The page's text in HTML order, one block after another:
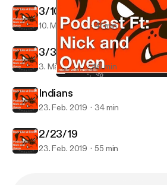
3/10/19
10. März 2019 41 min
3/3/19
3. März 2019 46 min
Indians
23. Feb. 2019 34 min
2/23/19
23. Feb. 2019 55 min